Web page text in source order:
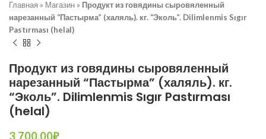
Главная » Магазин » Продукт из говядины сыровяленный
нарезанный “Пастырма” (халяль). кг. “Эколь”. Dilimlenmis Sıgır
Pastırması (helal)
Продукт из говядины сыровяленный
нарезанный “Пастырма” (халяль). кг.
“Эколь”. Dilimlenmis Sıgır Pastırması
(helal)
3 700.00₽